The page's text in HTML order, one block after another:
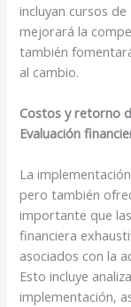
incluyan cursos
mejorará la
también
al cambio.
Costos y retorno
Evaluación
La
pero también
importante que
financiera
asociados con la
Esto incluye
implementación,